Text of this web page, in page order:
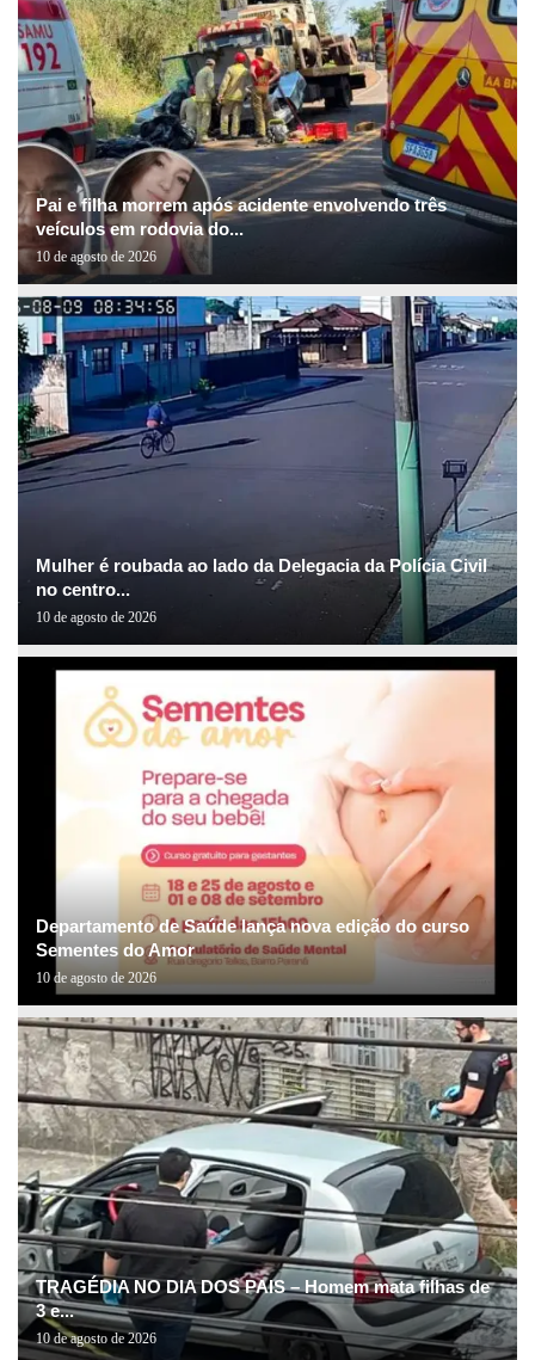
Pai e filha morrem após acidente envolvendo três
veículos em rodovia do...
10 de agosto de 2026
Mulher é roubada ao lado da Delegacia da Polícia Civil
no centro...
10 de agosto de 2026
Departamento de Saúde lança nova edição do curso
Sementes do Amor
10 de agosto de 2026
TRAGÉDIA NO DIA DOS PAIS – Homem mata filhas de
3 e...
10 de agosto de 2026